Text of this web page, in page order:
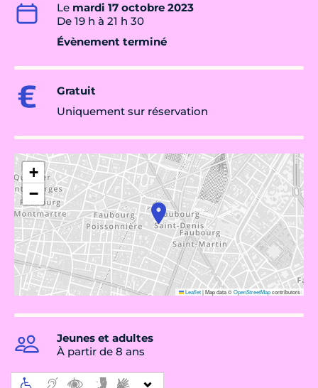
Le mardi 17 octobre 2023
De 19 h à 21 h 30
Évènement terminé
Gratuit
Uniquement sur réservation
+
−
Leaflet|Map data ©OpenStreetMapcontributors
Jeunes et adultes
À partir de 8 ans